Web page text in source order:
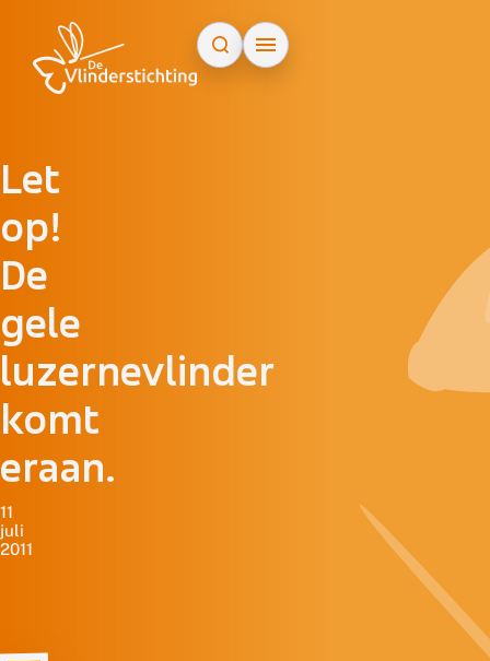
Let
op!
De
gele
luzernevlinder
komt
eraan.
11
juli
2011